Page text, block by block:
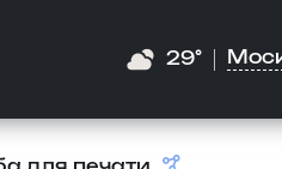
29°